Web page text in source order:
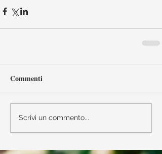
Commenti
Scrivi un commento...